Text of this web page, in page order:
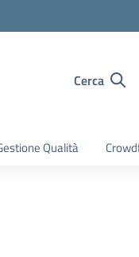
Cerca
Qualità